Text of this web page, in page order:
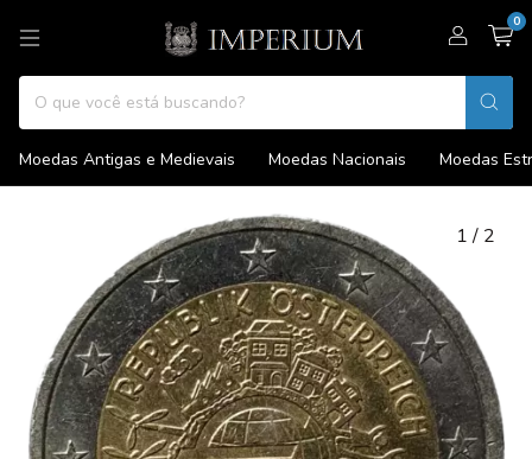
0
Moedas Antigas e Medievais Moedas Nacionais Moedas
1/ 2